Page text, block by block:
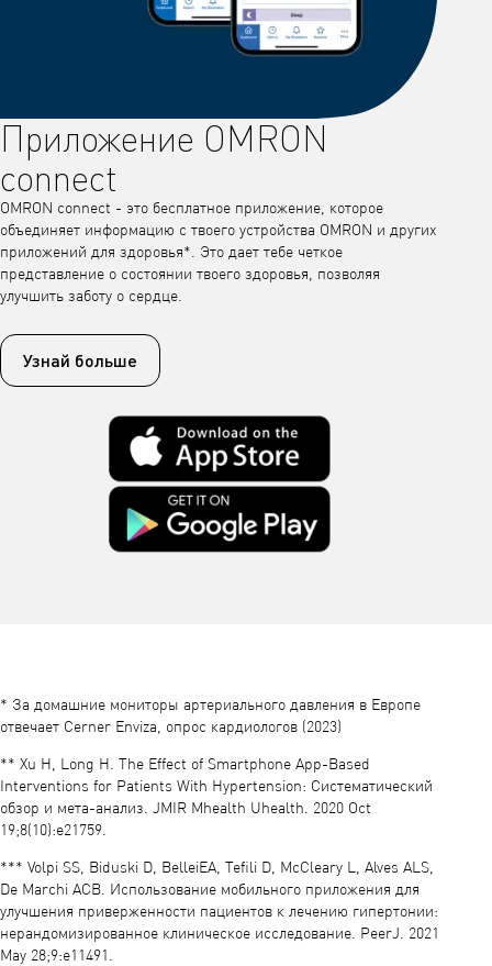
Приложение OMRON
connect
OMRON connect - это бесплатное приложение, которое
объединяет информацию с твоего устройства OMRON и других
приложений для здоровья*. Это дает тебе четкое
представление о состоянии твоего здоровья, позволяя
улучшить заботу о сердце.
Узнай больше
* За домашние мониторы артериального давления в Европе
отвечает Cerner Enviza, опрос кардиологов (2023)
** Xu H, Long H. The Effect of Smartphone App-Based
Interventions for Patients With Hypertension: Систематический
обзор и мета-анализ. JMIR Mhealth Uhealth. 2020 Oct
19;8(10):e21759.
*** Volpi SS, Biduski D, BelleiEA, Tefili D, McCleary L, Alves ALS,
De Marchi ACB. Использование мобильного приложения для
улучшения приверженности пациентов к лечению гипертонии:
нерандомизированное клиническое исследование. PeerJ. 2021
May 28;9:e11491.